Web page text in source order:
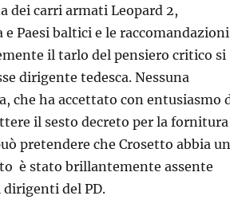
dei carri armati Leopard 2,
Paesi baltici e le raccomandazioni
il tarlo del pensiero critico si
dirigente tedesca. Nessuna
che ha accettato con entusiasmo
il sesto decreto per la fornitura
pretendere che Crosetto abbia un
è stato brillantemente assente
dirigenti del PD.